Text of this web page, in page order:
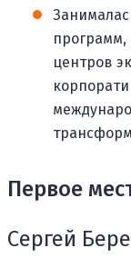
программ,
центров
Первое
Сергей